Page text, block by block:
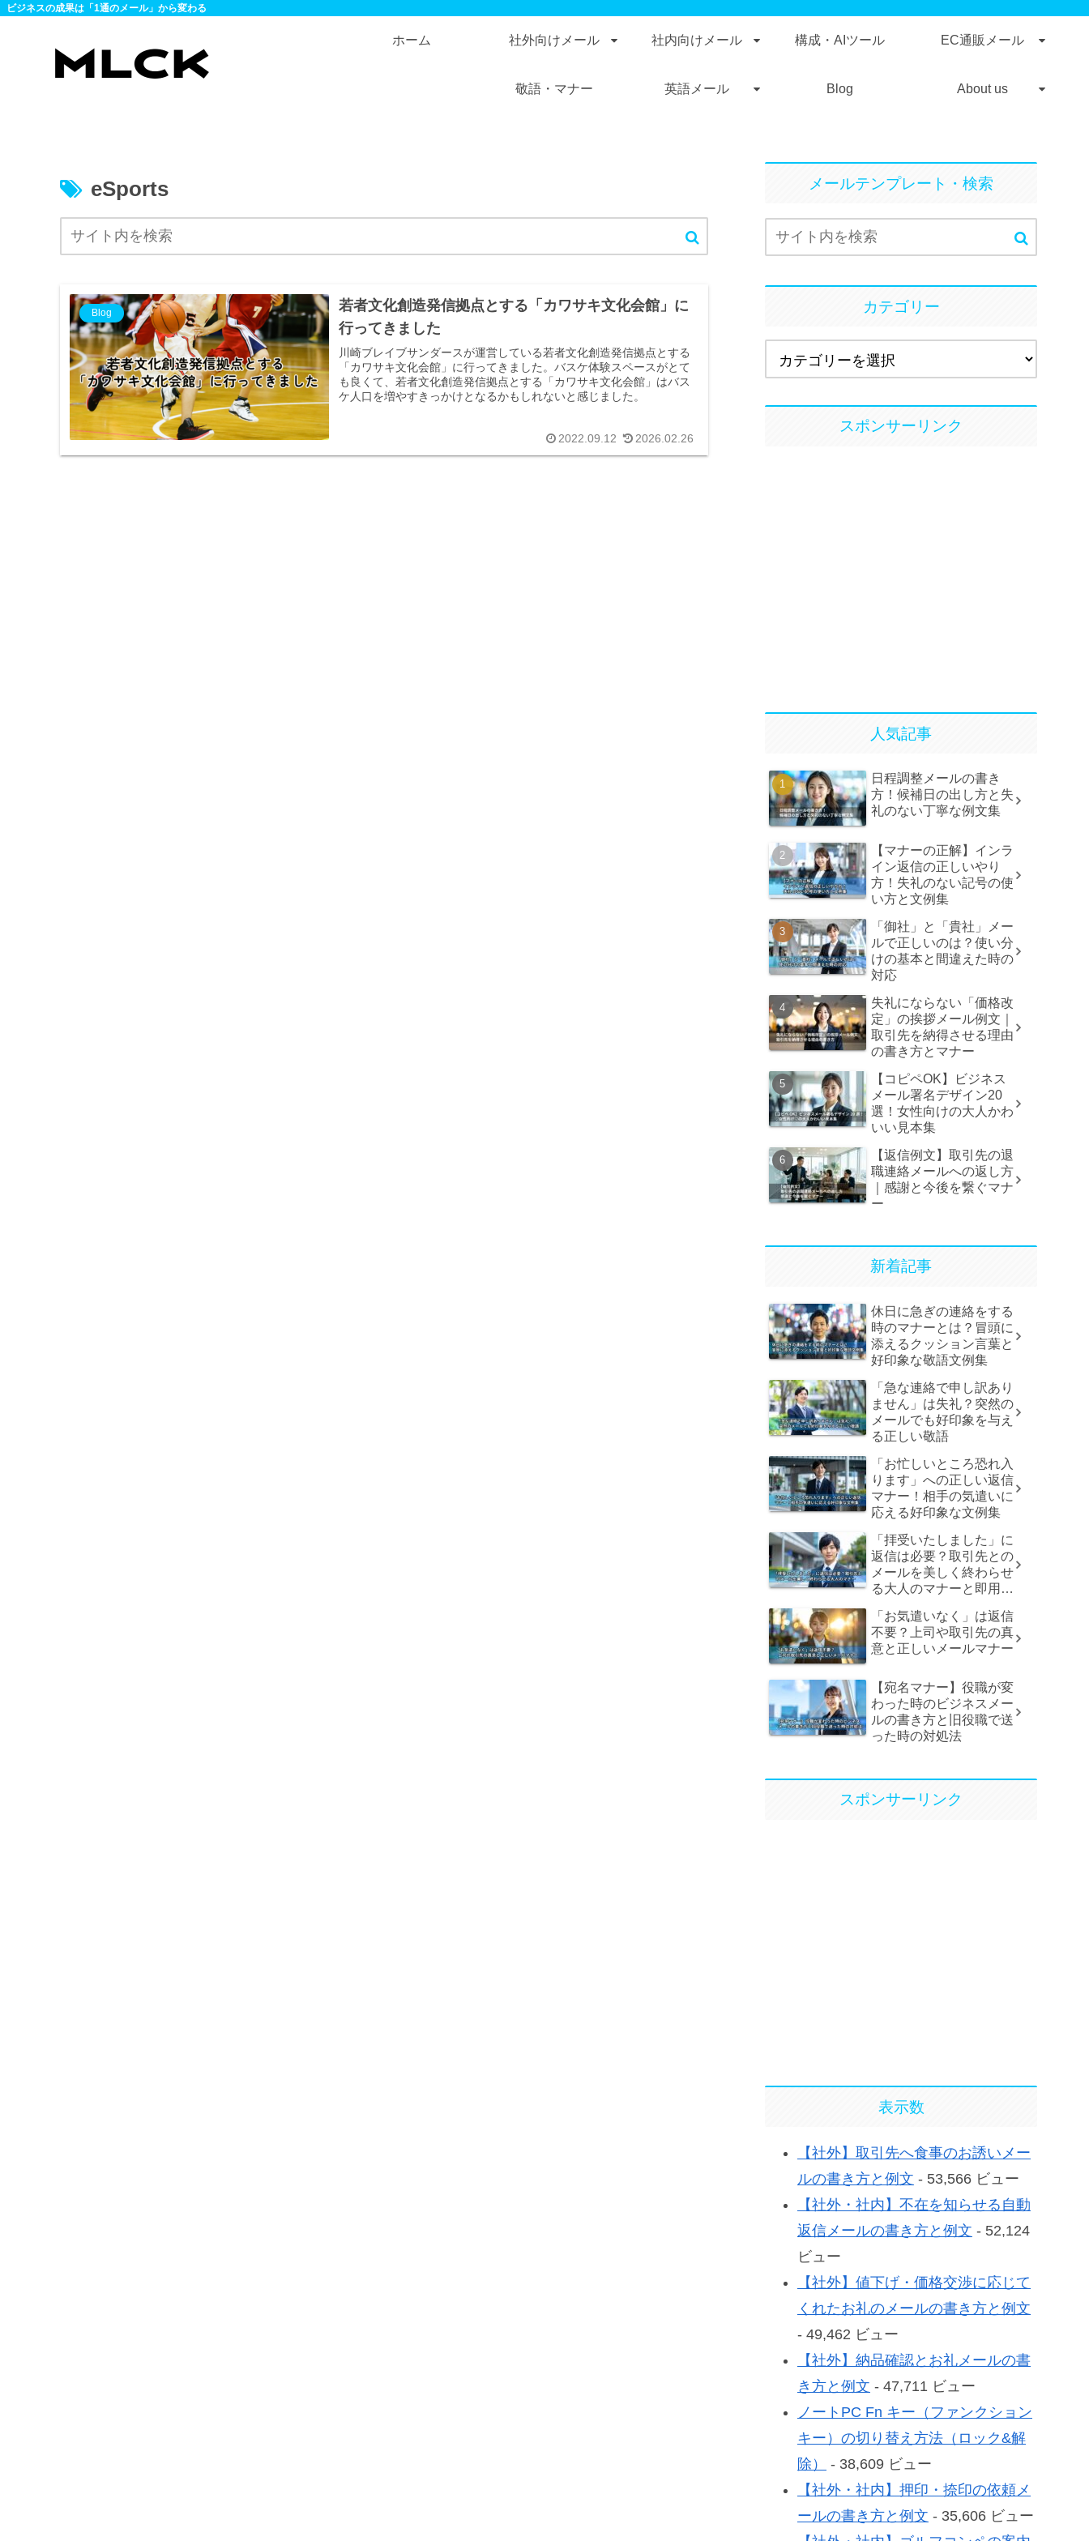
ビジネスの成果は「1通のメール」から変わる
ホーム 社外向けメール 社内向けメール 構成・AIツール EC通販メール
敬語・マナー 英語メール Blog About us
eSports
Blog
若者文化創造発信拠点とする「カワサキ文化会館」に
行ってきました
川崎ブレイブサンダースが運営している若者文化創造発信拠点とする
「カワサキ文化会館」に行ってきました。バスケ体験スペースがとて
も良くて、若者文化創造発信拠点とする「カワサキ文化会館」はバス
ケ人口を増やすきっかけとなるかもしれないと感じました。
2022.09.12 2026.02.26
メールテンプレート・検索
カテゴリー
スポンサーリンク
人気記事
日程調整メールの書き
方！候補日の出し方と失
礼のない丁寧な例文集
【マナーの正解】インラ
イン返信の正しいやり
方！失礼のない記号の使
い方と文例集
「御社」と「貴社」メー
ルで正しいのは？使い分
けの基本と間違えた時の
対応
失礼にならない「価格改
定」の挨拶メール例文｜
取引先を納得させる理由
の書き方とマナー
【コピペOK】ビジネス
メール署名デザイン20
選！女性向けの大人かわ
いい見本集
【返信例文】取引先の退
職連絡メールへの返し方
｜感謝と今後を繋ぐマナ
ー
新着記事
休日に急ぎの連絡をする
時のマナーとは？冒頭に
添えるクッション言葉と
好印象な敬語文例集
「急な連絡で申し訳あり
ません」は失礼？突然の
メールでも好印象を与え
る正しい敬語
「お忙しいところ恐れ入
ります」への正しい返信
マナー！相手の気遣いに
応える好印象な文例集
「拝受いたしました」に
返信は必要？取引先との
メールを美しく終わらせ
る大人のマナーと即用文
「お気遣いなく」は返信
不要？上司や取引先の真
意と正しいメールマナー
【宛名マナー】役職が変
わった時のビジネスメー
ルの書き方と旧役職で送
った時の対処法
スポンサーリンク
表示数
【社外】取引先へ食事のお誘いメー
ルの書き方と例文 - 53,566 ビュー
【社外・社内】不在を知らせる自動
返信メールの書き方と例文 - 52,124
ビュー
【社外】値下げ・価格交渉に応じて
くれたお礼のメールの書き方と例文
- 49,462 ビュー
【社外】納品確認とお礼メールの書
き方と例文 - 47,711 ビュー
ノートPC Fn キー（ファンクション
キー）の切り替え方法（ロック&解
除）
- 38,609 ビュー
【社外・社内】押印・捺印の依頼メ
ールの書き方と例文 - 35,606 ビュー